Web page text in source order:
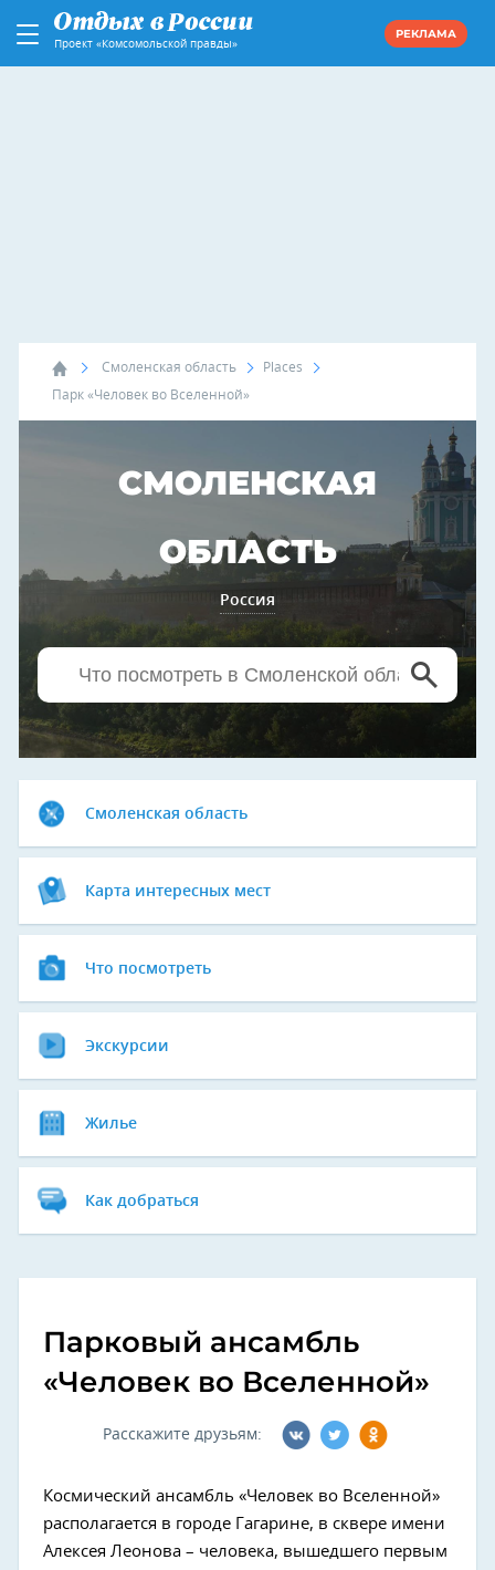
Проект «Комсомольской правды»
РЕКЛАМА
Смоленская область Places
Парк «Человек во Вселенной»
СМОЛЕНСКАЯ
ОБЛАСТЬ
Россия
Смоленская область
Карта интересных мест
Что посмотреть
Экскурсии
Жилье
Как добраться
Парковый ансамбль
«Человек во Вселенной»
Расскажите друзьям:
Космический ансамбль «Человек во Вселенной»
располагается в городе Гагарине, в сквере имени
Алексея Леонова – человека, вышедшего первым